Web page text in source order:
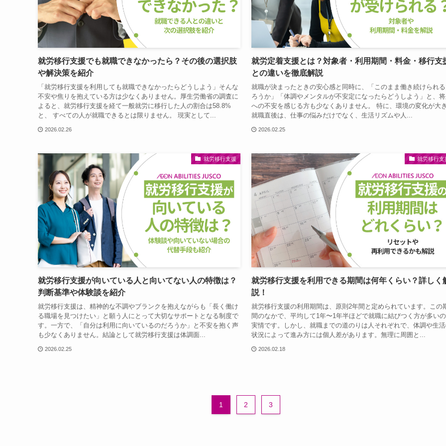
就労移行支援でも就職できなかったら？その後の選択肢
や解決策を紹介
「就労移行支援を利用しても就職できなかったらどうしよう」そんな
不安や焦りを抱えている方は少なくありません。厚生労働省の調査に
よると、就労移行支援を経て一般就労に移行した人の割合は58.8%
と、 すべての人が就職できるとは限りません。 現実として...
2026.02.26
就労定着支援とは？対象者・利用期間・料金・移行支
との違いを徹底解説
就職が決まったときの安心感と同時に、「このまま働き続けられ
ろうか」「体調やメンタルが不安定になったらどうしよう」と、
への不安を感じる方も少なくありません。 特に、環境の変化が大
就職直後は、仕事の悩みだけでなく、生活リズムや人...
2026.02.25
就労移行支援
就労移行支援が向いている人と向いてない人の特徴は？
判断基準や体験談を紹介
就労移行支援は、精神的な不調やブランクを抱えながらも「長く働け
る職場を見つけたい」と願う人にとって大切なサポートとなる制度で
す。一方で、「自分は利用に向いているのだろうか」と不安を抱く声
も少なくありません。結論として就労移行支援は体調面...
2026.02.25
就労移行支
就労移行支援を利用できる期間は何年くらい？詳しく
説！
就労移行支援の利用期間は、原則2年間と定められています。この
間のなかで、平均して1年〜1年半ほどで就職に結びつく方が多い
実情です。しかし、就職までの道のりは人それぞれで、体調や生
状況によって進み方には個人差があります。無理に周囲と...
2026.02.18
1 2 3